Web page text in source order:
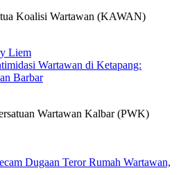
Koalisi Wartawan (KAWAN)
Wartawan di Ketapang:
Barbar
Wartawan Kalbar (PWK)
Dugaan Teror Rumah Wartawan,